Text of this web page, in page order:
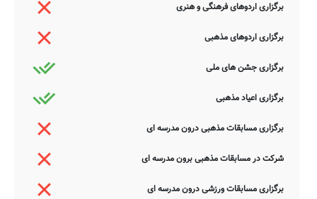
برگزاری اردوهای فرهنگی و هنری
برگزاری اردوهای مذهبی
برگزاری جشن های ملی
برگزاری اعیاد مذهبی
برگزاری مسابقات مذهبی درون مدرسه ای
شرکت در مسابقات مذهبی برون مدرسه ای
برگزاری مسابقات ورزشی درون مدرسه ای